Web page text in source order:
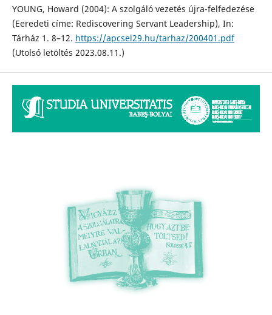
YOUNG, Howard (2004): A szolgáló vezetés újra-felfedezése
(Eeredeti címe: Rediscovering Servant Leadership), In:
Tárház 1. 8–12. https://apcsel29.hu/tarhaz/200401.pdf
(Utolsó letöltés 2023.08.11.)